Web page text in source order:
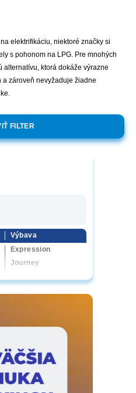
elektrifikáciu, niektoré značky si
s pohonom na LPG . Pre mnohých
alternatívu, ktorá dokáže výrazne
a zároveň nevyžaduje žiadne
FILTER
Výbava
Expression
Journey